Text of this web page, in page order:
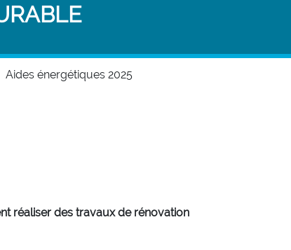
Aides énergétiques 2025
réaliser des travaux de rénovation